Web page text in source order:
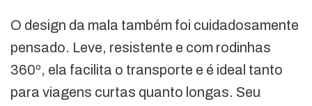
O design da mala também foi cuidadosamente
pensado. Leve, resistente e com rodinhas
360º, ela facilita o transporte e é ideal tanto
para viagens curtas quanto longas. Seu